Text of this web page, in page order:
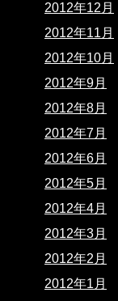
2012年12月
2012年11月
2012年10月
2012年9月
2012年8月
2012年7月
2012年6月
2012年5月
2012年4月
2012年3月
2012年2月
2012年1月